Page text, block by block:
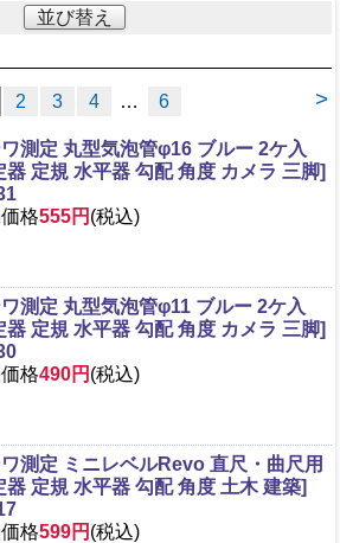
並び替え
>
2 3 4 … 6
測定 丸型気泡管φ16 ブルー 2ケ入
器 定規 水平器 勾配 角度 カメラ 三脚]
格555円 (税込)
測定 丸型気泡管φ11 ブルー 2ケ入
器 定規 水平器 勾配 角度 カメラ 三脚]
格490円 (税込)
測定 ミニレベルRevo 直尺・曲尺用
器 定規 水平器 勾配 角度 土木 建築]
格599円 (税込)